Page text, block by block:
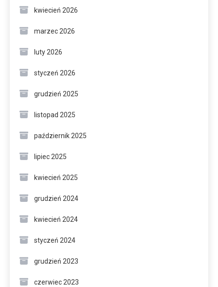
kwiecień 2026
marzec 2026
luty 2026
styczeń 2026
grudzień 2025
listopad 2025
październik 2025
lipiec 2025
kwiecień 2025
grudzień 2024
kwiecień 2024
styczeń 2024
grudzień 2023
czerwiec 2023